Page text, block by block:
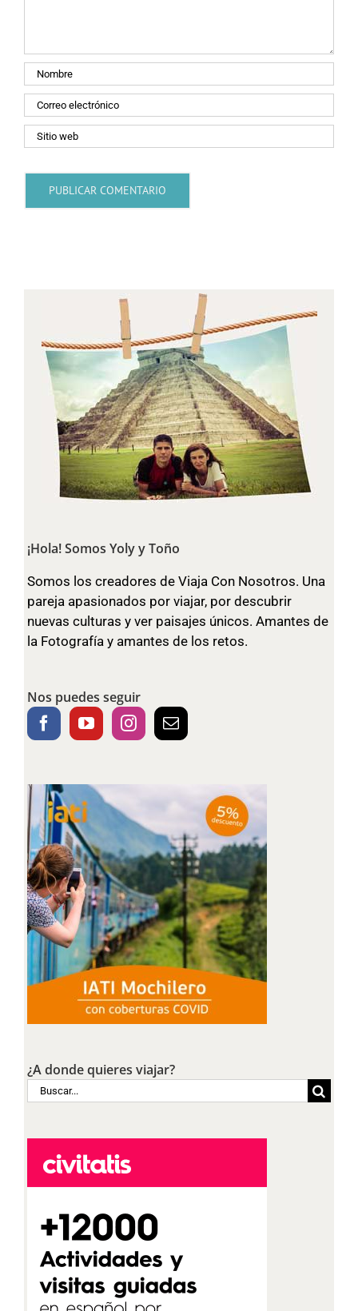
¡Hola! Somos Yoly y Toño
Somos los creadores de Viaja Con Nosotros. Una
pareja apasionados por viajar, por descubrir
nuevas culturas y ver paisajes únicos. Amantes de
la Fotografía y amantes de los retos.
Nos puedes seguir
¿A donde quieres viajar?
Buscar: